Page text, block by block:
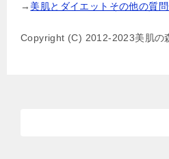
→ 美肌とダイエットその他の質
Copyright (C) 2012-2023美肌の